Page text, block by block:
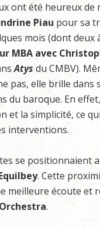
ont été heureux
Piau pour sa
mois (dont deux
MBA avec
Atys du CMBV).
pas, elle brille dans
du baroque. En
et la simplicité, ce
interventions.
se positionnaient
. Cette
meilleure écoute et
.